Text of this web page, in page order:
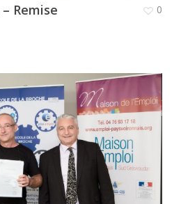
Remise
0